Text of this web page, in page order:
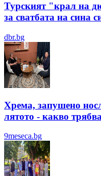
Турският "крал на
за сватбата на сина
dbr.bg
Хрема, запушено
лятотo - какво
9meseca.bg